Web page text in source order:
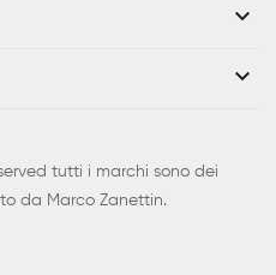
keyboard_arrow_down
keyboard_arrow_down
tutti i marchi sono dei
da Marco Zanettin.